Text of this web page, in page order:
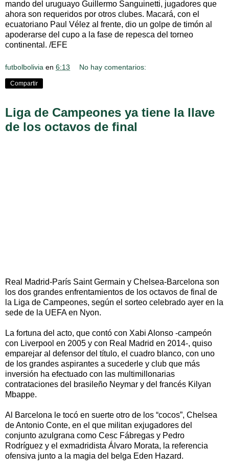
mando del uruguayo Guillermo Sanguinetti, jugadores que
ahora son requeridos por otros clubes. Macará, con el
ecuatoriano Paul Vélez al frente, dio un golpe de timón al
apoderarse del cupo a la fase de repesca del torneo
continental. /EFE
futbolbolivia en 6:13 No hay comentarios:
Compartir
Liga de Campeones ya tiene la llave
de los octavos de final
Real Madrid-París Saint Germain y Chelsea-Barcelona son
los dos grandes enfrentamientos de los octavos de final de
la Liga de Campeones, según el sorteo celebrado ayer en la
sede de la UEFA en Nyon.
La fortuna del acto, que contó con Xabi Alonso -campeón
con Liverpool en 2005 y con Real Madrid en 2014-, quiso
emparejar al defensor del título, el cuadro blanco, con uno
de los grandes aspirantes a sucederle y club que más
inversión ha efectuado con las multimillonarias
contrataciones del brasileño Neymar y del francés Kilyan
Mbappe.
Al Barcelona le tocó en suerte otro de los “cocos”, Chelsea
de Antonio Conte, en el que militan exjugadores del
conjunto azulgrana como Cesc Fábregas y Pedro
Rodríguez y el exmadridista Álvaro Morata, la referencia
ofensiva junto a la magia del belga Eden Hazard.